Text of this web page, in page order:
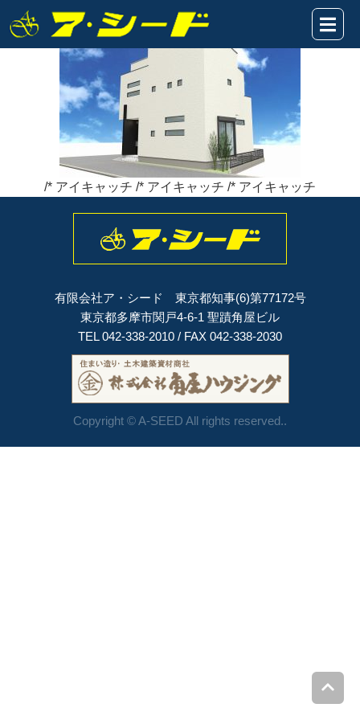
関戸2丁目新築CG32019年12月23日
/* アイキャッチ /* アイキャッチ /* アイキャッチ
有限会社ア・シード 東京都知事(6)第77172号
東京都多摩市関戸4-6-1 聖蹟角屋ビル
TEL 042-338-2010 / FAX 042-338-2030
Copyright © A-SEED All rights reserved..